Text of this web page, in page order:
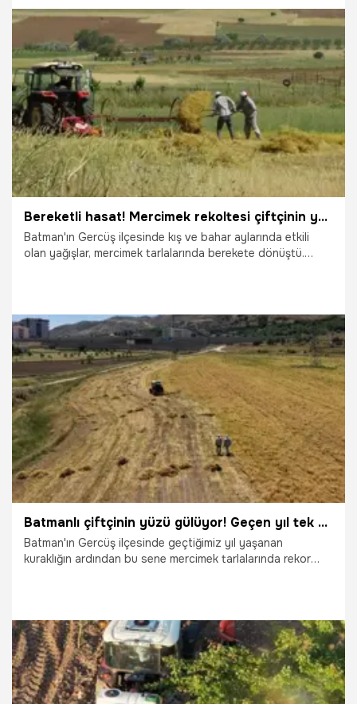
30.06.2026 Vatan TV
Bereketli hasat! Mercimek rekoltesi çiftçinin yüzünü güldürdü
Batman'ın Gercüş ilçesinde kış ve bahar aylarında etkili
olan yağışlar, mercimek tarlalarında berekete dönüştü.
12.06.2026 Gündem
Batmanlı çiftçinin yüzü gülüyor! Geçen yıl tek bir tane bile çıkmamıştı, bu sene rekor bekleniyor
Batman'ın Gercüş ilçesinde geçtiğimiz yıl yaşanan
kuraklığın ardından bu sene mercimek tarlalarında rekor
12.06.2026 Gündem